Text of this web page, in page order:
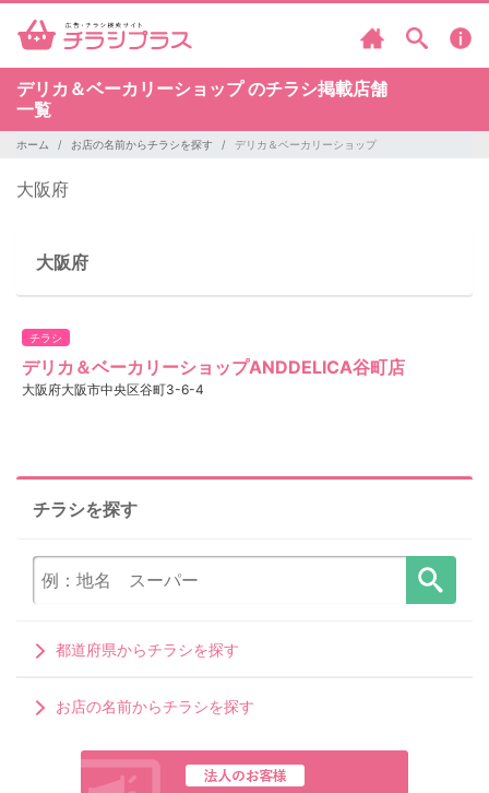
デリカ＆ベーカリーショップ のチラシ掲載店舗
一覧
ホーム お店の名前からチラシを探す デリカ＆ベーカリーショップ
大阪府
大阪府
チラシ
デリカ＆ベーカリーショップANDDELICA谷町店
大阪府大阪市中央区谷町3-6-4
チラシを探す
都道府県からチラシを探す
お店の名前からチラシを探す